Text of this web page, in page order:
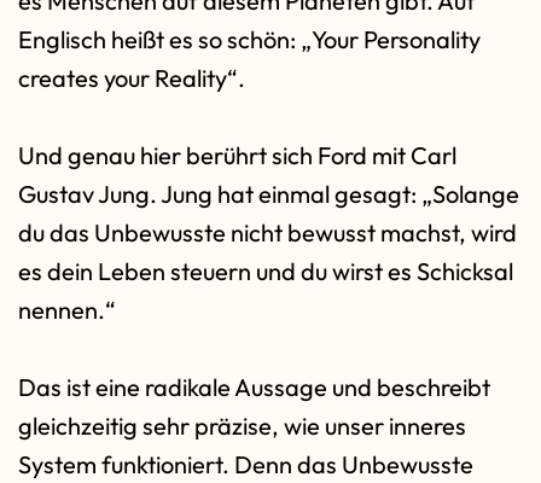
Englisch heißt es so schön: „Your Personality
creates your Reality“.
Und genau hier berührt sich Ford mit Carl
Gustav Jung. Jung hat einmal gesagt: „Solange
du das Unbewusste nicht bewusst machst, wird
es dein Leben steuern und du wirst es Schicksal
nennen.“
Das ist eine radikale Aussage und beschreibt
gleichzeitig sehr präzise, wie unser inneres
System funktioniert. Denn das Unbewusste